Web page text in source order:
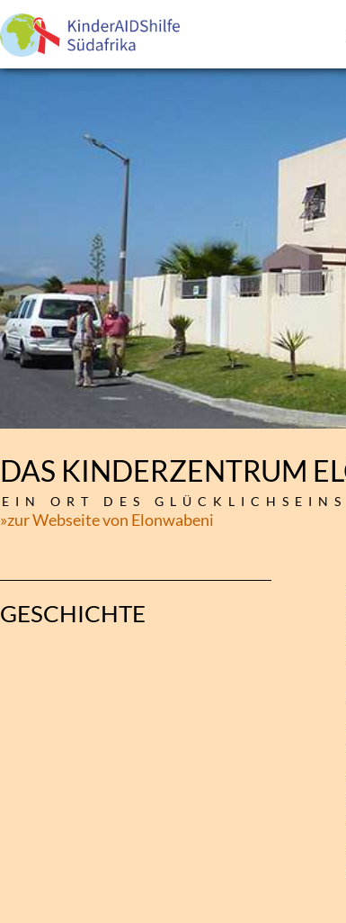
DAS KINDERZENTRUM
EIN ORT DES GLÜCKLICHSEINS
»zur Webseite von Elonwabeni
GESCHICHTE